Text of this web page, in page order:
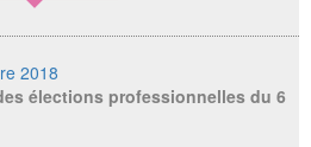
2018
élections professionnelles du 6